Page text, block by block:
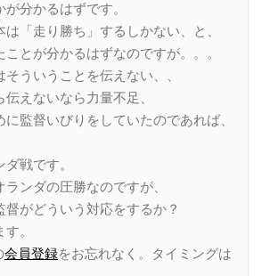
分かるはずです。
「走り勝ち」するしかない、と、
とが分かるはずなのですが。。。
ういうことを伝えない、、
えないなら力量不足、
監督いびりをしていたのであれば、
戦です。
ンダの圧勝なのですが、
督がどういう対応をするか？
。
会員登録をお忘れなく。タイミングは